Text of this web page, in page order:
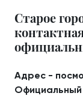
Старое
Адрес -
Официальный